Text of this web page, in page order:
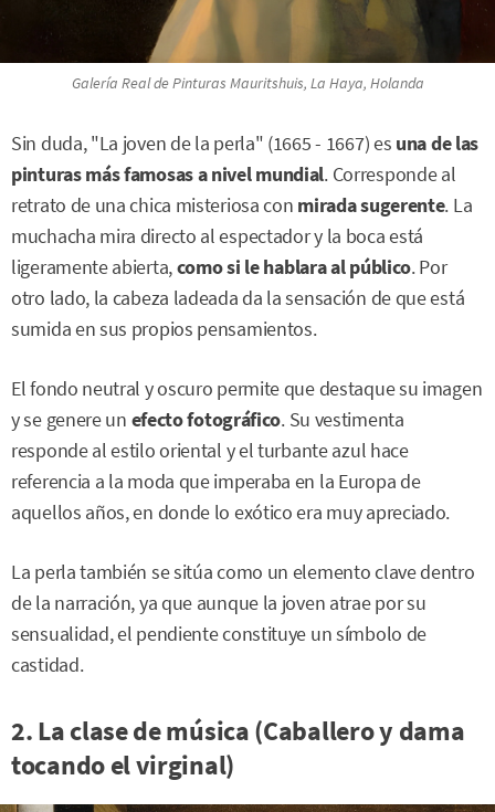
Galería Real de Pinturas Mauritshuis, La Haya, Holanda
Sin duda, "La joven de la perla" (1665 - 1667) es una de las
pinturas más famosas a nivel mundial. Corresponde al
retrato de una chica misteriosa con mirada sugerente. La
muchacha mira directo al espectador y la boca está
ligeramente abierta,como si le hablara al público. Por
otro lado, la cabeza ladeada da la sensación de que está
sumida en sus propios pensamientos.
El fondo neutral y oscuro permite que destaque su imagen
y se genere un efecto fotográfico. Su vestimenta
responde al estilo oriental y el turbante azul hace
referencia a la moda que imperaba en la Europa de
aquellos años, en donde lo exótico era muy apreciado.
La perla también se sitúa como un elemento clave dentro
de la narración, ya que aunque la joven atrae por su
sensualidad, el pendiente constituye un símbolo de
castidad.
2. La clase de música (Caballero y dama
tocando el virginal)